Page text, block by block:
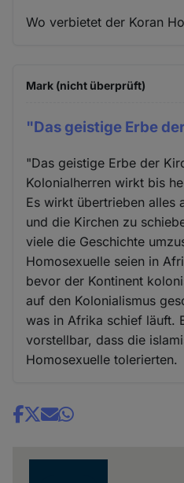
Wo verbietet der Koran
Mark (nicht überprüft)
"Das geistige Erbe der
"Das geistige Erbe der
Kolonialherren wirkt bis
Es wirkt übertrieben alles
und die Kirchen zu
viele die Geschichte
Homosexuelle seien in
bevor der Kontinent
auf den Kolonialismus
was in Afrika schief läuft.
vorstellbar, dass die
Homosexuelle tolerierten.
Share